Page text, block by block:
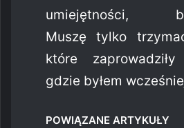
umiejętności,
Muszę tylko
które
gdzie byłem
POWIĄZANE ARTYKUŁY